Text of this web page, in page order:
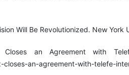
Will Be Revolutionized. New York
an Agreement with
an-agreement-with-telefe-